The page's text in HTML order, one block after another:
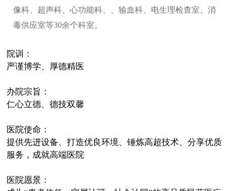
像科、超声科、心功能科、、输血科、电生理检查室、消
毒供应室等30余个科室。
院训：
严谨博学、厚德精医
办院宗旨：
仁心立德、德技双馨
医院使命：
提供先进设备、打造优良环境、锤炼高超技术、分享优质
服务，成就高端医院
医院愿景：